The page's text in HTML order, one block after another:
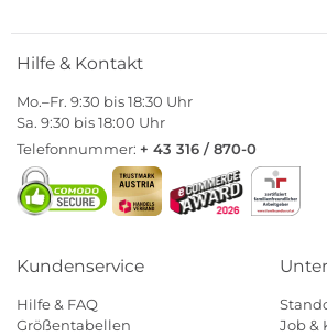
Hilfe & Kontakt
Mo.–Fr. 9:30 bis 18:30 Uhr
Sa. 9:30 bis 18:00 Uhr
Telefonnummer: + 43 316 / 870-0
Kundenservice
Hilfe & FAQ
Größentabellen
Job &